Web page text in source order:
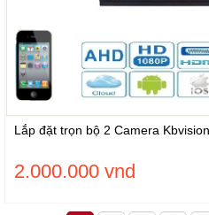
Lắp đặt trọn bộ 2 Camera
2.000.000 vnd